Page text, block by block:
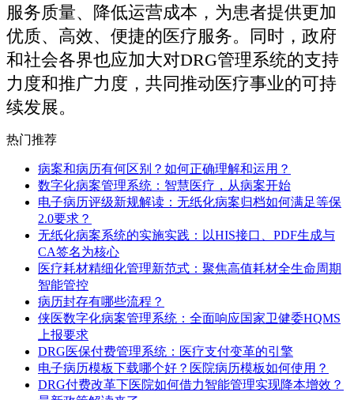
服务质量、降低运营成本，为患者提供更加
优质、高效、便捷的医疗服务。同时，政府
和社会各界也应加大对DRG管理系统的支持
力度和推广力度，共同推动医疗事业的可持
续发展。
热门推荐
病案和病历有何区别？如何正确理解和运用？
数字化病案管理系统：智慧医疗，从病案开始
电子病历评级新规解读：无纸化病案归档如何满足等保
2.0要求？
无纸化病案系统的实施实践：以HIS接口、PDF生成与
CA签名为核心
医疗耗材精细化管理新范式：聚焦高值耗材全生命周期
智能管控
病历封存有哪些流程？
侠医数字化病案管理系统：全面响应国家卫健委HQMS
上报要求
DRG医保付费管理系统：医疗支付变革的引擎
电子病历模板下载哪个好？医院病历模板如何使用？
DRG付费改革下医院如何借力智能管理实现降本增效？